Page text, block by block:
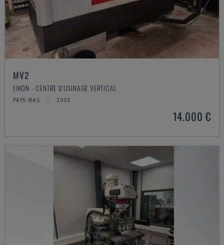
MV2
EIKON - CENTRE D'USINAGE VERTICAL
PAYS-BAS 2003
14.000 €